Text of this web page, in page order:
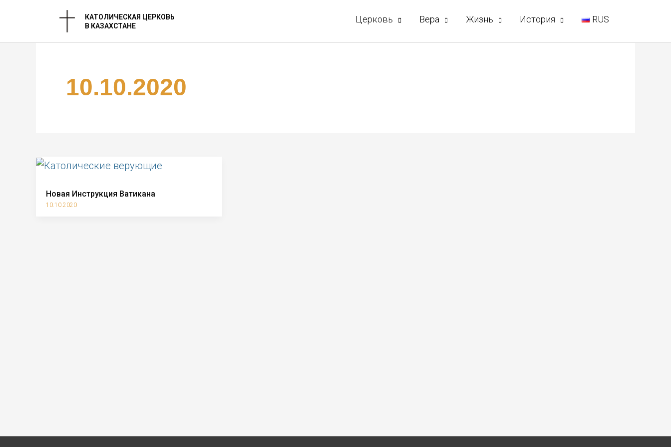
содержимому
КАТОЛИЧЕСКАЯ ЦЕРКОВЬ
В КАЗАХСТАНЕ
Церковь Вера Жизнь История RUS
10.10.2020
Новая Инструкция Ватикана
10.10.2020